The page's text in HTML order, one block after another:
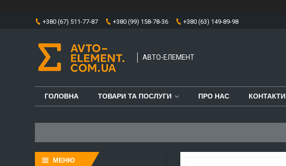
+380 (67) 511-77-87 +380 (99) 158-78-36 +380 (63) 149-89-98
АВТО-ЕЛЕМЕНТ
ГОЛОВНА ТОВАРИ ТА ПОСЛУГИ ПРО НАС КОНТАКТИ